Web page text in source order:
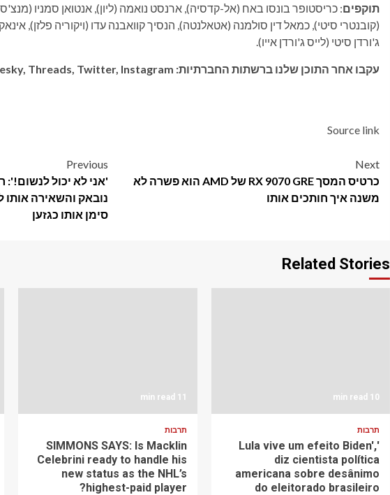
תוקפים: כריסטופר בונסו באח (אל-קדסיה), ארנסט נואמה (ליון), אנטואן סמניו
(קובנטרי סיטי), כמאל דין סולמנה (אטאלנטה), הנסיך קוואבנה עדו (ויקוריה פלזן),
ג'ורדן סיטי (לייס ג'ורדן אייו).
עקבו אחר התוכן שלנו ברשתות החברתיות: Bluesky, Threads, Twitter, Instagram ו-Facebook
Source link
Post
navigation
Previous
'אני לא יכול
נובאק והשאירה אותו
סימן אותו כגזען
Next
כרטיס המסך RX 9070 GRE של AMD הוא פשרה לא
משנה איך חותכים אותו
Related Stories
10 min read
תרבות
'Lula vive um efeito Biden',
diz cientista política
americana sobre desânimo
do eleitorado brasileiro
11 min read
תרבות
SIMMONS SAYS: Is Macklin
Celebrini ready to handle his
new status as the NHL’s
highest-paid player?